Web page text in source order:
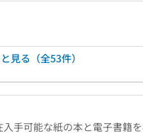
見る（全53件）
手可能な紙の本と電子書籍